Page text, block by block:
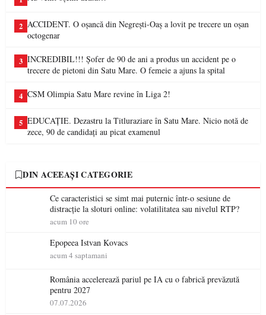
2 ACCIDENT. O oșancă din Negrești-Oaș a lovit pe trecere un oșan
octogenar
3 INCREDIBIL!!! Șofer de 90 de ani a produs un accident pe o
trecere de pietoni din Satu Mare. O femeie a ajuns la spital
4 CSM Olimpia Satu Mare revine în Liga 2!
5 EDUCAȚIE. Dezastru la Titluraziare în Satu Mare. Nicio notă de
zece, 90 de candidați au picat examenul
DIN ACEEAȘI CATEGORIE
Ce caracteristici se simt mai puternic într-o sesiune de
distracție la sloturi online: volatilitatea sau nivelul RTP?
acum 10 ore
Epopeea Istvan Kovacs
acum 4 saptamani
România accelerează pariul pe IA cu o fabrică prevăzută
pentru 2027
07.07.2026